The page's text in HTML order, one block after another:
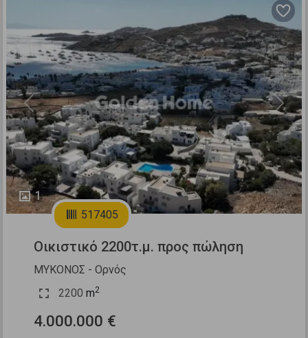
1
Previous Next
517405
Οικιστικό 2200τ.μ. προς πώληση
ΜΥΚΟΝΟΣ - Ορνός
2200 m2
4.000.000 €